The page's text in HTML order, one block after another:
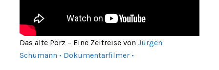
Das alte Porz – Eine Zeitreise von Jürgen
Schumann • Dokumentarfilmer •